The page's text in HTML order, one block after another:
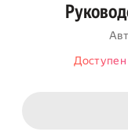
Доступен